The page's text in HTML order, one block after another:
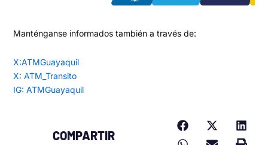
Manténganse informados también a través de:
X:ATMGuayaquil
X: ATM_Transito
IG: ATMGuayaquil
COMPARTIR